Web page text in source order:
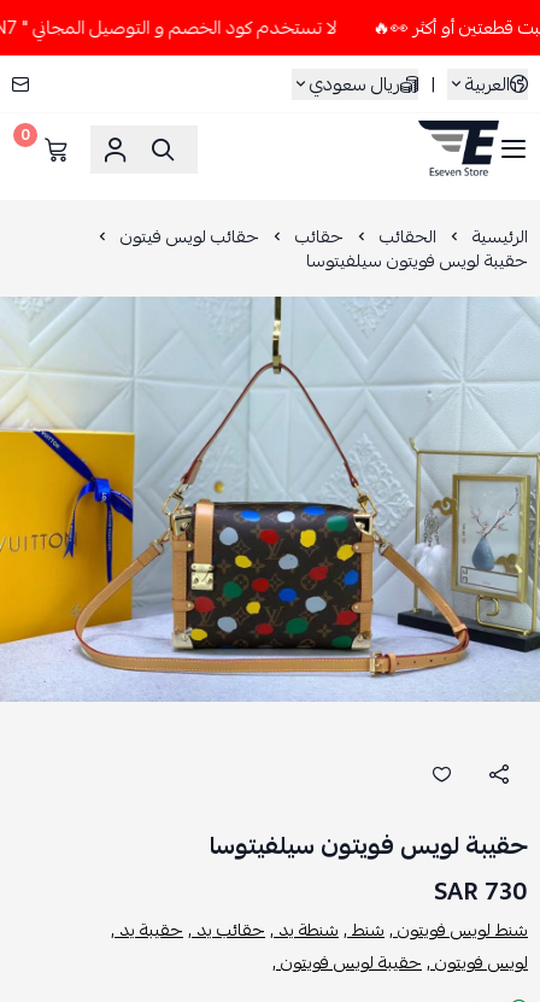
لا تستخدم كود الخصم و التوصيل المجاني " N7 " إلا إذا طلبت قطعتين أو أكثر 👀🔥
العربية
| ريال سعودي
ESEVEN STORE
0
الرئيسية الحقائب حقائب حقائب لويس فيتون
حقيبة لويس فويتون سيلفيتوسا
حقيبة لويس فويتون سيلفيتوسا
730 SAR
شنط لويس فويتون ,شنط ,شنطة يد ,حقائب يد ,حقيبة يد ,
لويس فويتون ,حقيبة لويس فويتون ,